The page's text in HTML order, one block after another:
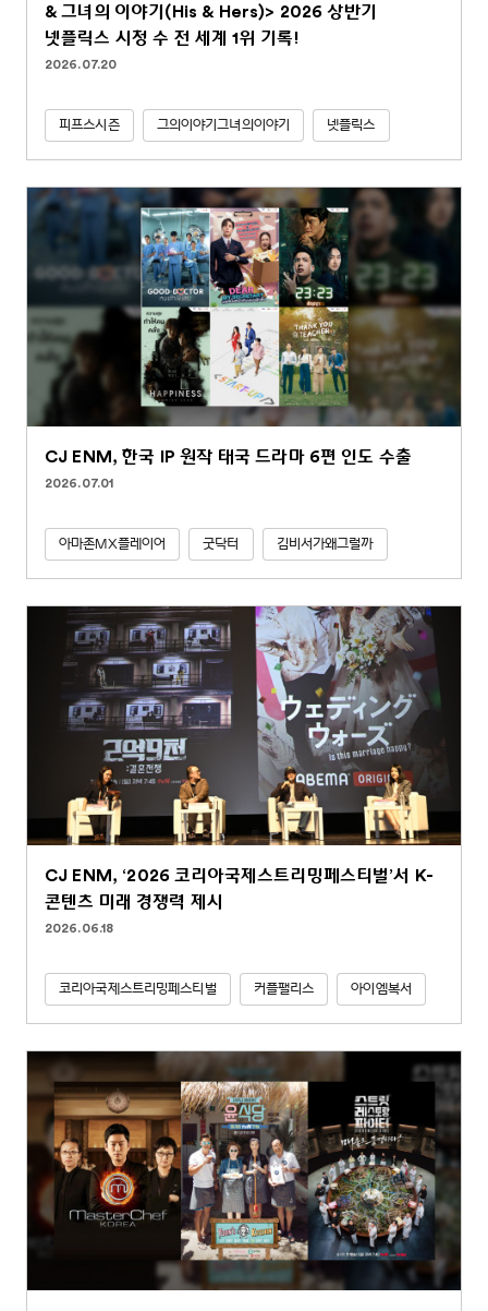
& 그녀의 이야기(His & Hers)> 2026 상반기
넷플릭스 시청 수 전 세계 1위 기록!
2026.07.20
피프스시즌 그의이야기그녀의이야기 넷플릭스
CJ ENM, 한국 IP 원작 태국 드라마 6편 인도 수출
2026.07.01
아마존MX플레이어 굿닥터 김비서가왜그럴까
CJ ENM, ‘2026 코리아국제스트리밍페스티벌’서 K-
콘텐츠 미래 경쟁력 제시
2026.06.18
코리아국제스트리밍페스티벌 커플팰리스 아이엠복서